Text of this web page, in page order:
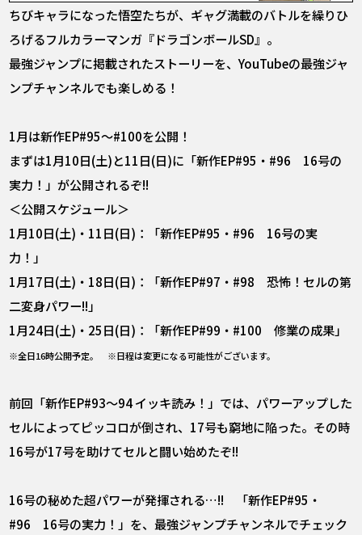
ちびキャラになった悟空たちが、ギャグ満載のバトルを繰りひ
ろげるフルカラーマンガ『ドラゴンボールSD』。
最強ジャンプに掲載されたストーリーを、YouTubeの最強ジャ
ンプチャンネルでも楽しめる！
1月は新作EP#95～#100を公開！
まずは1月10日(土)と11日(日)に「新作EP#95・#96 16号の
実力！」が公開されるぞ!!
＜公開スケジュール＞
1月10日(土)・11日(日)：「新作EP#95・#96 16号の実
力！」
1月17日(土)・18日(日)：「新作EP#97・#98 恐怖！セルの第
二変身パワー!!」
1月24日(土)・25日(日)：「新作EP#99・#100 修業の成果」
※全日16時公開予定。 ※日程は変更になる可能性がございます。
前回「新作EP#93～94 イッキ読み！」では、パワーアップした
セルによってピッコロが倒され、17号も窮地に陥った。その時
16号が17号を助けてセルと闘い始めたぞ!!
16号の秘めた超パワーが発揮される…!! 「新作EP#95・
#96 16号の実力！」を、最強ジャンプチャンネルでチェック